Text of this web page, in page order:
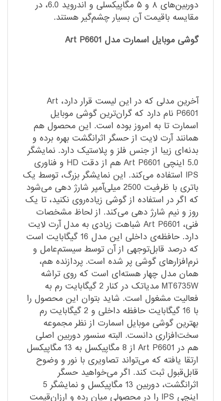
دوربین‌های ۸ و ۵ مگاپیکسلی و اندروید 6.0، در
مقایسه باقیمت آن بسیار چشم‌گیر هستند.
گوشی موبایل اسمارت مدل Art P6601
آخرین مدلی که در این لیست قرار دارد، Art
P6601 نام دارد که گران‌ترین گوشی موبایل
اسمارت تا به امروز بوده است. این محصول هم
همانند آرت لایت از حسگر اثرانگشت بهره برده و
بدنه‌ای زیبا از جنس فلز و پلاستیک دارد. نمایشگر
5.0 اینچی Art P6601 هم از دقت HD و فناوری
IPS استفاده می‌کند. این نمایشگر بزرگ، توسط یک
باتری با ظرفیت 2500 میلی‌آمپر شارژ دهی می‌شود
که اگر در استفاده از گوشی زیاده‌روی نکنید، تا یک
روز و نیم شارژ دهی می‌کند. از لحاظ مشخصات
فنی، Art P6601 شباهت زیادی به مدل آرت لایت
دارد. حافظه‌ی داخلی این مدل 16 گیگابایت است
که درصد قابل‌توجهی از آن توسط سیستم‌عامل و
نرم‌افزارهای گوشی پر شده است. پردازنده هم،
همان مدل چهار هسته‌ای است که روی تراشه
MT6735W مدیاتک در کنار 2 گیگابایت رم به
فعالیت مشغول است. شاید بتوان این محصول را
با 16 گیگابایت حافظه داخلی و 2 گیگابایت رم
بهترین گوشی موبایل اسمارت از نظر مجموعه
سخت‌افزاری دانست. البته سنسور دوربین اصلی
هم در Art P6601 از 8 مگاپیکسل به 13 مگاپیکسل
ارتقا یافته که می‌تواند تصاویری با نور و وضوح
قابل‌قبول ثبت کند. اگر می‌خواهید حسگر
اثرانگشت، دوربین 13 مگاپیکسل و نمایشگر 5
اینچی IPS را در محصولی میان رده و ارزان‌قیمت